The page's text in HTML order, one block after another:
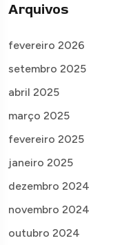
Arquivos
fevereiro 2026
setembro 2025
abril 2025
março 2025
fevereiro 2025
janeiro 2025
dezembro 2024
novembro 2024
outubro 2024